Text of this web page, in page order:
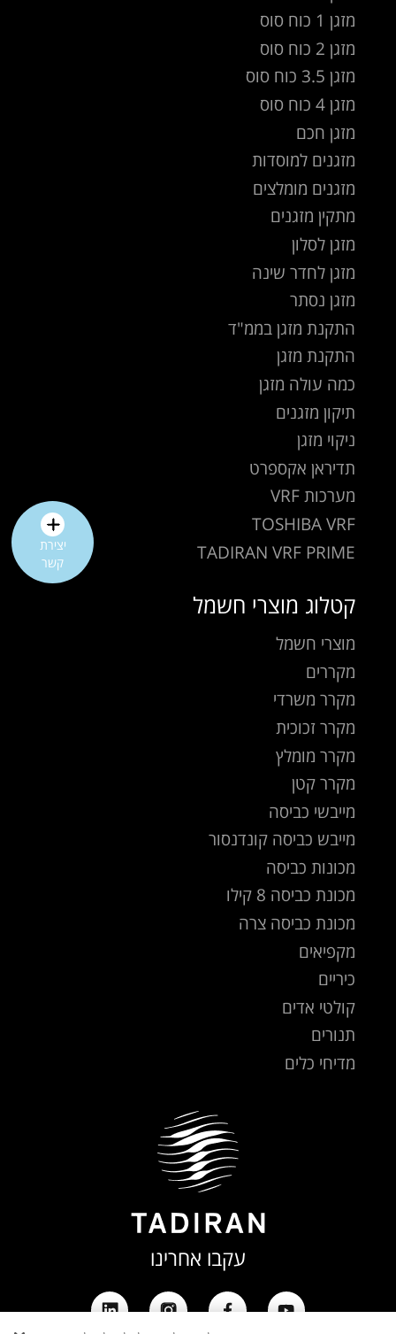
מזגן 1 כוח סוס
מזגן 2 כוח סוס
מזגן 3.5 כוח סוס
מזגן 4 כוח סוס
מזגן חכם
מזגנים למוסדות
מזגנים מומלצים
מתקין מזגנים
מזגן לסלון
מזגן לחדר שינה
מזגן נסתר
התקנת מזגן בממ"ד
התקנת מזגן
כמה עולה מזגן
תיקון מזגנים
ניקוי מזגן
תדיראן אקספרט
מערכות VRF
TOSHIBA VRF
TADIRAN VRF PRIME
קטלוג מוצרי חשמל
מוצרי חשמל
מקררים
מקרר משרדי
מקרר זכוכית
מקרר מומלץ
מקרר קטן
מייבשי כביסה
מייבש כביסה קונדנסור
מכונות כביסה
מכונת כביסה 8 קילו
מכונת כביסה צרה
מקפיאים
כיריים
קולטי אדים
תנורים
מדיחי כלים
עקבו אחרינו
יצירת
קשר